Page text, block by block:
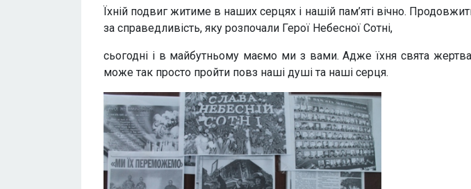
Їхній подвиг житиме в наших серцях і нашій пам’яті вічно.
за справедливість, яку розпочали Герої Небесної Сотні,
сьогодні і в майбутньому маємо ми з вами. Адже їхня свята жертва
може так просто пройти повз наші душі та наші серця.